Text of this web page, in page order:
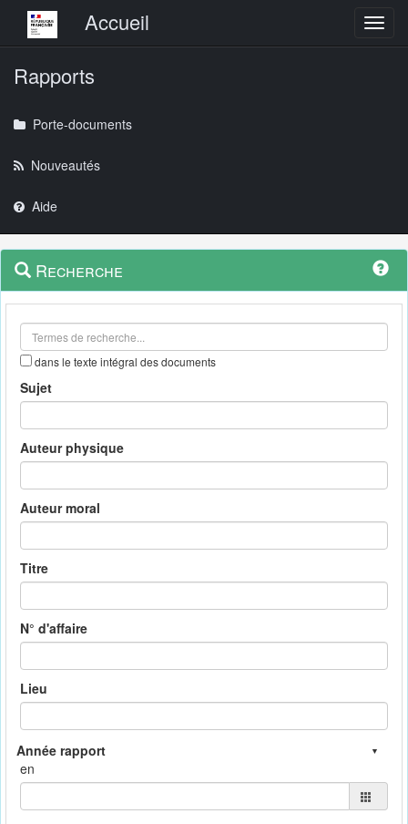
Menu principalAccueil
Rapports
Porte-documents
Nouveautés
Aide
Navigation
outils
Menu
contextuel
Recherche
dans le texte intégral des documents
Sujet
Auteur physique
Auteur moral
Titre
N° d'affaire
Lieu
en